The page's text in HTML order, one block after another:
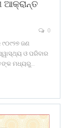
ଆକ୍ରାନ୍ତ
0
ଜଣ
ଓ ପରିବାର
ମଧ୍ୟରୁ…